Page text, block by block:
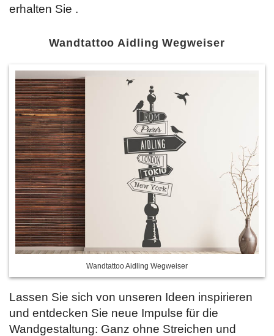
erhalten Sie .
Wandtattoo Aidling Wegweiser
Wandtattoo Aidling Wegweiser
Lassen Sie sich von unseren Ideen inspirieren
und entdecken Sie neue Impulse für die
Wandgestaltung: Ganz ohne Streichen und